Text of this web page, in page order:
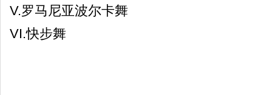
V.罗马尼亚波尔卡舞
VI.快步舞